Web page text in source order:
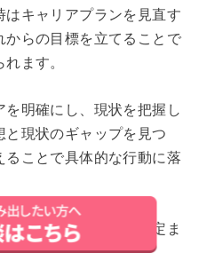
キャリアプランを見直す
らの目標を立てることで
ます。
を明確にし、現状を把握し
現状のギャップを見つ
ことで具体的な行動に落
標とやるべきことが定ま